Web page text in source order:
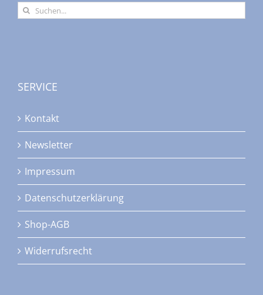
Suche
nach:
SERVICE
Kontakt
Newsletter
Impressum
Datenschutzerklärung
Shop-AGB
Widerrufsrecht